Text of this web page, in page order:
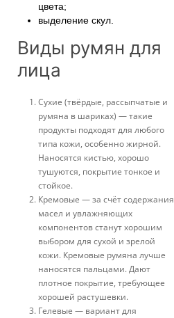
цвета;
выделение скул.
Виды румян для
лица
Сухие (твёрдые, рассыпчатые и
румяна в шариках) — такие
продукты подходят для любого
типа кожи, особенно жирной.
Наносятся кистью, хорошо
тушуются, покрытие тонкое и
стойкое.
Кремовые — за счёт содержания
масел и увлажняющих
компонентов станут хорошим
выбором для сухой и зрелой
кожи. Кремовые румяна лучше
наносятся пальцами. Дают
плотное покрытие, требующее
хорошей растушевки.
Гелевые — вариант для